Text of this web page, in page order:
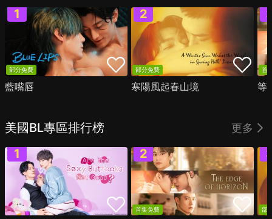
部分免費
藍嘴唇
部分免費
寒陽風起春山境
首
等
美國BL專區排行榜 更多
首集免費 部